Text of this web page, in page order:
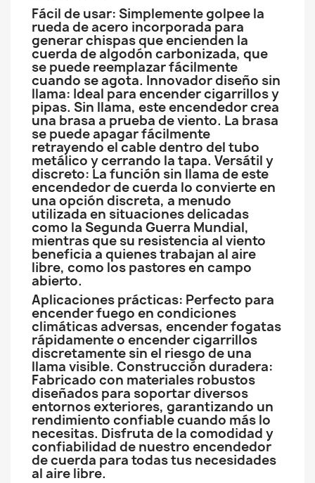
Fácil de usar: Simplemente golpee la
rueda de acero incorporada para
generar chispas que encienden la
cuerda de algodón carbonizada, que
se puede reemplazar fácilmente
cuando se agota. Innovador diseño sin
llama: Ideal para encender cigarrillos y
pipas. Sin llama, este encendedor crea
una brasa a prueba de viento. La brasa
se puede apagar fácilmente
retrayendo el cable dentro del tubo
metálico y cerrando la tapa. Versátil y
discreto: La función sin llama de este
encendedor de cuerda lo convierte en
una opción discreta, a menudo
utilizada en situaciones delicadas
como la Segunda Guerra Mundial,
mientras que su resistencia al viento
beneficia a quienes trabajan al aire
libre, como los pastores en campo
abierto.
Aplicaciones prácticas: Perfecto para
encender fuego en condiciones
climáticas adversas, encender fogatas
rápidamente o encender cigarrillos
discretamente sin el riesgo de una
llama visible. Construcción duradera:
Fabricado con materiales robustos
diseñados para soportar diversos
entornos exteriores, garantizando un
rendimiento confiable cuando más lo
necesitas. Disfruta de la comodidad y
confiabilidad de nuestro encendedor
de cuerda para todas tus necesidades
al aire libre.